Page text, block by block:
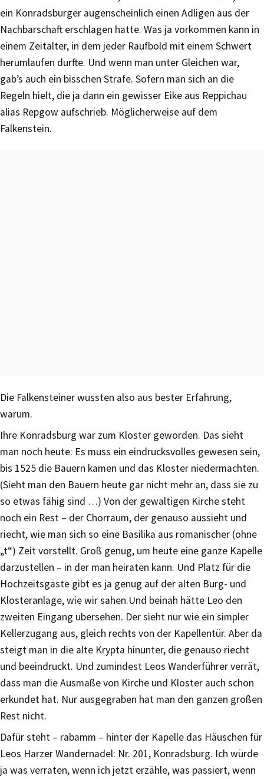
ein Konradsburger augenscheinlich einen Adligen aus der
Nachbarschaft erschlagen hatte. Was ja vorkommen kann in
einem Zeitalter, in dem jeder Raufbold mit einem Schwert
herumlaufen durfte. Und wenn man unter Gleichen war,
gab’s auch ein bisschen Strafe. Sofern man sich an die
Regeln hielt, die ja dann ein gewisser Eike aus Reppichau
alias Repgow aufschrieb. Möglicherweise auf dem
Falkenstein.
Die Falkensteiner wussten also aus bester Erfahrung,
warum.
Ihre Konradsburg war zum Kloster geworden. Das sieht
man noch heute: Es muss ein eindrucksvolles gewesen sein,
bis 1525 die Bauern kamen und das Kloster niedermachten.
(Sieht man den Bauern heute gar nicht mehr an, dass sie zu
so etwas fähig sind …) Von der gewaltigen Kirche steht
noch ein Rest – der Chorraum, der genauso aussieht und
riecht, wie man sich so eine Basilika aus romanischer (ohne
„t“) Zeit vorstellt. Groß genug, um heute eine ganze Kapelle
darzustellen – in der man heiraten kann. Und Platz für die
Hochzeitsgäste gibt es ja genug auf der alten Burg- und
Klosteranlage, wie wir sahen.Und beinah hätte Leo den
zweiten Eingang übersehen. Der sieht nur wie ein simpler
Kellerzugang aus, gleich rechts von der Kapellentür. Aber da
steigt man in die alte Krypta hinunter, die genauso riecht
und beeindruckt. Und zumindest Leos Wanderführer verrät,
dass man die Ausmaße von Kirche und Kloster auch schon
erkundet hat. Nur ausgegraben hat man den ganzen großen
Rest nicht.
Dafür steht – rabamm – hinter der Kapelle das Häuschen für
Leos Harzer Wandernadel: Nr. 201, Konradsburg. Ich würde
ja was verraten, wenn ich jetzt erzähle, was passiert, wenn